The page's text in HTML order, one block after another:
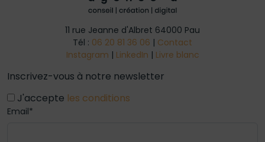
11 rue Jeanne d'Albret 64000 Pau
Tél : 06 20 81 36 06 | Contact
Instagram | LinkedIn | Livre blanc
Inscrivez-vous à notre newsletter
J'accepte les conditions
Email*